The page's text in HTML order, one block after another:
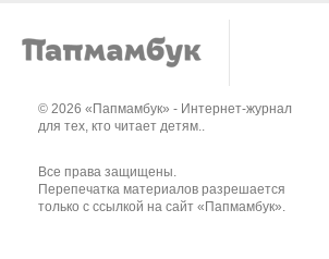
© 2026 «Папмамбук» - Интернет-журнал
для тех, кто читает детям..
Все права защищены.
Перепечатка материалов разрешается
только с ссылкой на сайт «Папмамбук».